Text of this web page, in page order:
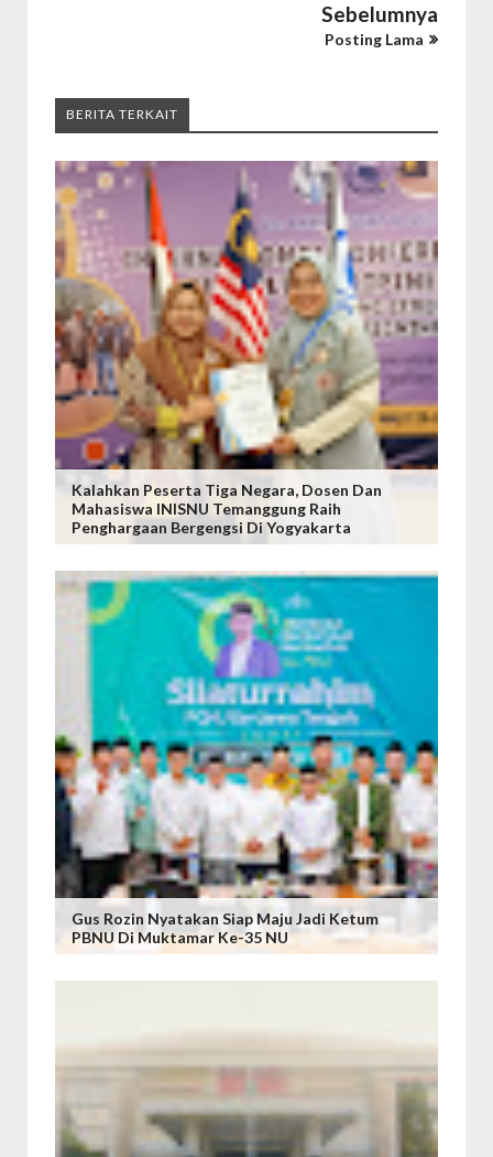
Sebelumnya
Posting Lama
BERITA TERKAIT
Kalahkan Peserta Tiga Negara, Dosen Dan
Mahasiswa INISNU Temanggung Raih
Penghargaan Bergengsi Di Yogyakarta
Gus Rozin Nyatakan Siap Maju Jadi Ketum
PBNU Di Muktamar Ke-35 NU